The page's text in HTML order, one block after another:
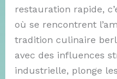
restauration rapide,
où se rencontrent
tradition culinaire
avec des influences
industrielle, plonge